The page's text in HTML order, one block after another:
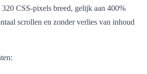
320 CSS-pixels breed, gelijk aan 400%
scrollen en zonder verlies van inhoud